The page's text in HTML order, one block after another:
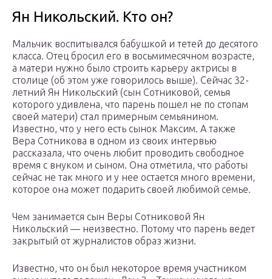
Ян Никольский. Кто он?
Мальчик воспитывался бабушкой и тетей до десятого
класса. Отец бросил его в восьмимесячном возрасте,
а матери нужно было строить карьеру актрисы в
столице (об этом уже говорилось выше). Сейчас 32-
летний Ян Никольский (сын Сотниковой, семья
которого удивлена, что парень пошел не по стопам
своей матери) стал примерным семьянином.
Известно, что у него есть сынок Максим. А также
Вера Сотникова в одном из своих интервью
рассказала, что очень любит проводить свободное
время с внуком и сыном. Она отметила, что работы
сейчас не так много и у нее остается много времени,
которое она может подарить своей любимой семье.
Чем занимается сын Веры Сотниковой Ян
Никольский — неизвестно. Потому что парень ведет
закрытый от журналистов образ жизни.
Известно, что он был некоторое время участником